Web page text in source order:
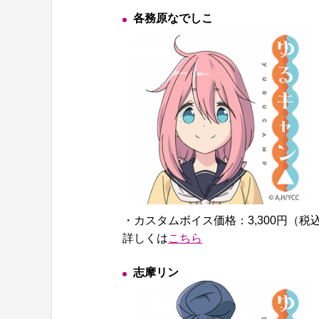
各務原なでしこ
・カスタムボイス価格：3,300円（税
詳しくはこちら
志摩リン